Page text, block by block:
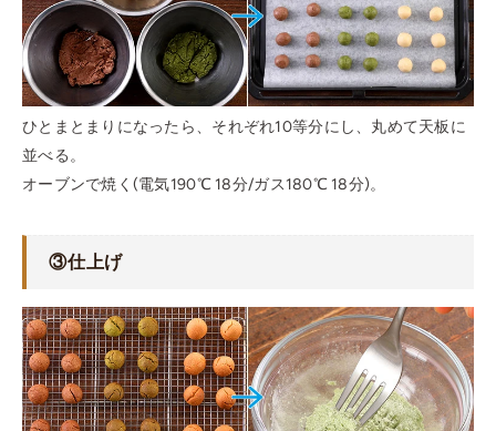
ひとまとまりになったら、それぞれ10等分にし、丸めて天板に
並べる。
オーブンで焼く(電気190℃ 18分/ガス180℃ 18分)。
③仕上げ